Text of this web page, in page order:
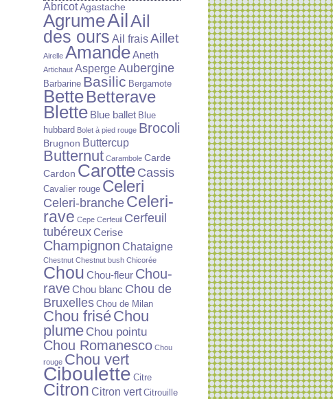
AbricotAgastache
AgrumeAilAil
des ours Ail fraisAillet
Airelle AmandeAneth
Artichaut AspergeAubergine
Barbarine Basilic Bergamote
BetteBetterave
Blette Blue ballet Blue
hubbard Bolet à pied rouge Brocoli
Brugnon Buttercup
Butternut Carambole Carde
Cardon Carotte Cassis
Cavalier rouge Celeri
Celeri-branche Celeri-
rave Cepe Cerfeuil Cerfeuil
tubéreuxCerise
Champignon Chataigne
Chestnut Chestnut bush Chicorée
Chou Chou-fleur Chou-
raveChou blanc Chou de
Bruxelles Chou de Milan
Chou friséChou
plume Chou pointu
Chou Romanesco Chou
rouge Chou vert
Ciboulette Citre
Citron Citron vert Citrouille